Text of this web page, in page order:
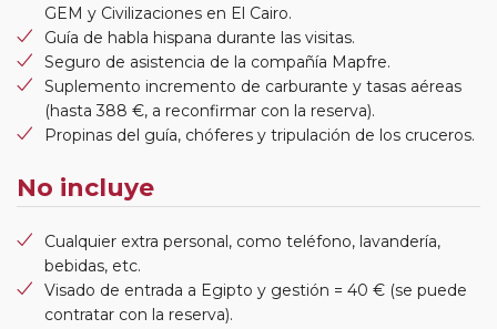
GEM y Civilizaciones en El Cairo.
Guía de habla hispana durante las visitas.
Seguro de asistencia de la compañía Mapfre.
Suplemento incremento de carburante y tasas aéreas
(hasta 388 €, a reconfirmar con la reserva).
Propinas del guía, chóferes y tripulación de los cruceros.
No incluye
Cualquier extra personal, como teléfono, lavandería,
bebidas, etc.
Visado de entrada a Egipto y gestión = 40 € (se puede
contratar con la reserva).